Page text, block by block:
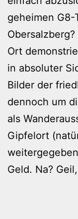
geheimen
Ort
in absoluter
Bilder der
dennoch um
als
Gipfelort
Geld. Na?